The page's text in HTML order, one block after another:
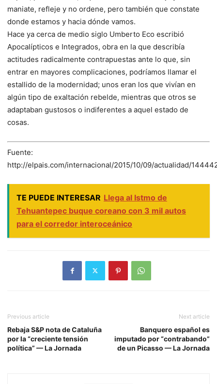
maniate, refleje y no ordene, pero también que constate
donde estamos y hacia dónde vamos.
Hace ya cerca de medio siglo Umberto Eco escribió
Apocalípticos e Integrados, obra en la que describía
actitudes radicalmente contrapuestas ante lo que, sin
entrar en mayores complicaciones, podríamos llamar el
estallido de la modernidad; unos eran los que vivían en
algún tipo de exaltación rebelde, mientras que otros se
adaptaban gustosos o indiferentes a aquel estado de
cosas.
Fuente:
http://elpais.com/internacional/2015/10/09/actualidad/
TE PUEDE INTERESAR Llega al Istmo de
Tehuantepec buque coreano con 3 mil autos
para el corredor interoceánico
Previous article
Rebaja S&P nota de Cataluña
por la “creciente tensión
política” — La Jornada
Next article
Banquero español es
imputado por “contrabando”
de un Picasso — La Jornada